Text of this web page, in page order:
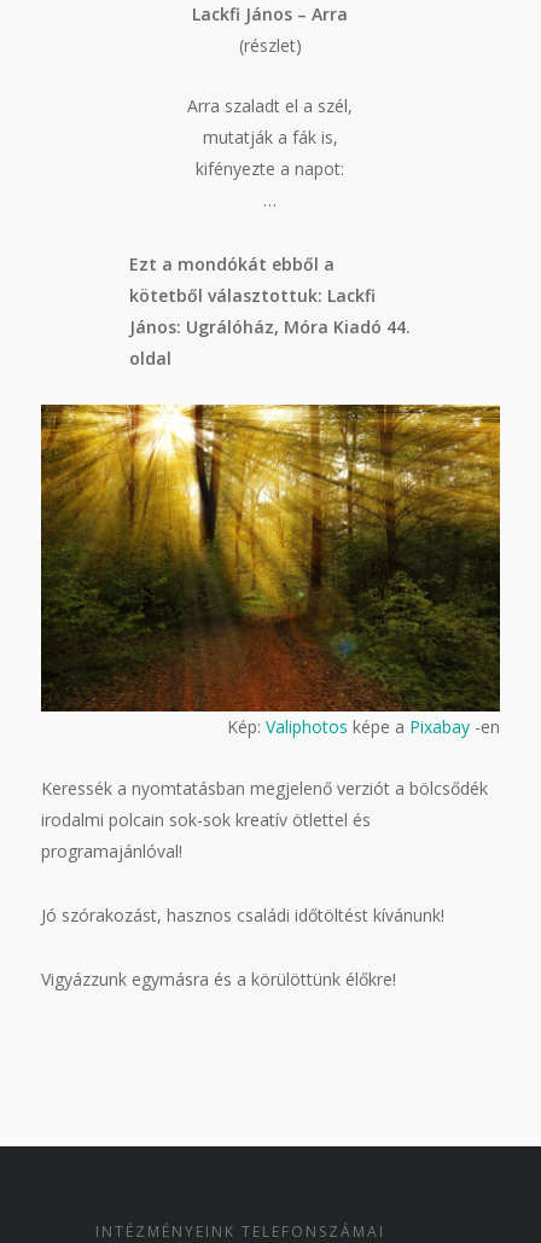
Lackfi János – Arra
(részlet)
Arra szaladt el a szél,
mutatják a fák is,
kifényezte a napot:
…
Ezt a mondókát ebből a
kötetből választottuk: Lackfi
János: Ugrálóház, Móra Kiadó 44.
oldal
Kép:Valiphotos képe a Pixabay -en
Keressék a nyomtatásban megjelenő verziót a bölcsődék
irodalmi polcain sok-sok kreatív ötlettel és
programajánlóval!
Jó szórakozást, hasznos családi időtöltést kívánunk!
Vigyázzunk egymásra és a körülöttünk élőkre!
INTÉZMÉNYEINK TELEFONSZÁMAI